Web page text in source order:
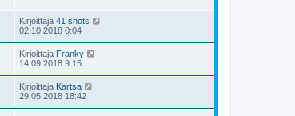
Kirjoittaja 41 shots
02.10.2018 0:04
Kirjoittaja Franky
14.09.2018 9:15
Kirjoittaja Kartsa
29.05.2018 18:42